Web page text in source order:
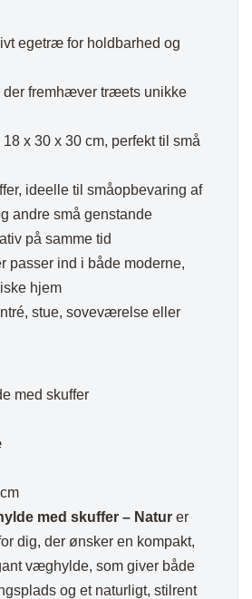
egetræ for holdbarhed og
der fremhæver træets unikke
x 30 x 30 cm, perfekt til små
ideelle til småopbevaring af
andre små genstande
på samme tid
passer ind i både moderne,
hjem
stue, soveværelse eller
med skuffer
med skuffer – Natur er
dig, der ønsker en kompakt,
væghylde, som giver både
og et naturligt, stilrent